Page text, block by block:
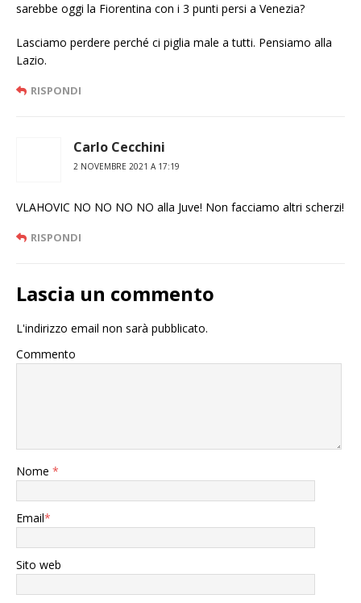
sarebbe oggi la Fiorentina con i 3 punti persi a Venezia?
Lasciamo perdere perché ci piglia male a tutti. Pensiamo alla
Lazio.
RISPONDI
Carlo Cecchini
2 NOVEMBRE 2021 A 17:19
VLAHOVIC NO NO NO NO alla Juve! Non facciamo altri scherzi!
RISPONDI
Lascia un commento
L'indirizzo email non sarà pubblicato.
Commento
Nome *
Email*
Sito web